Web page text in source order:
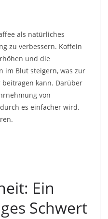
als natürliches
zu verbessern. Koffein
und die
im Blut steigern, was zur
kann. Darüber
von
es einfacher wird,
Ein
Schwert